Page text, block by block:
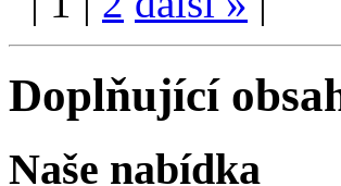
Doplňující
Naše nabídka